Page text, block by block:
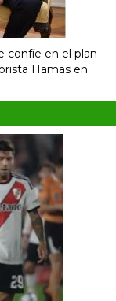
confíe en el plan
Hamas en